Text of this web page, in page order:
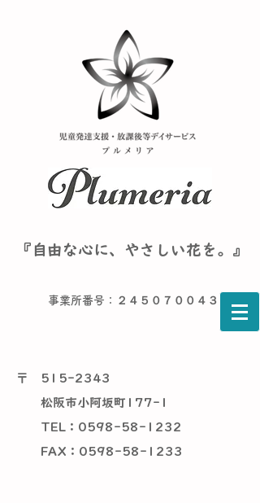
『自由な心に、やさしい花を。』
事業所番号：２４５０７００４３６
〒
515-2343
松阪市小阿坂町177-1
TEL：0598-58-1232
​ FAX：0598-58-1233